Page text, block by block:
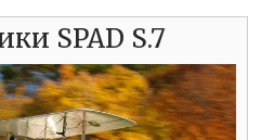
SPAD S.7